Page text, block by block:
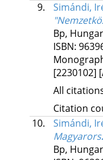
9.
Simándi,
Bp,
ISBN:
[2230102]
All
Citation
10.
Simándi,
Bp,